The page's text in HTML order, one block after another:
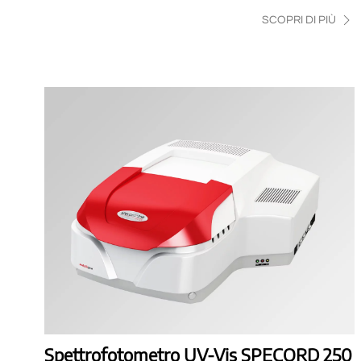
SCOPRI DI PIÙ
Spettrofotometro UV-Vis SPECORD 250